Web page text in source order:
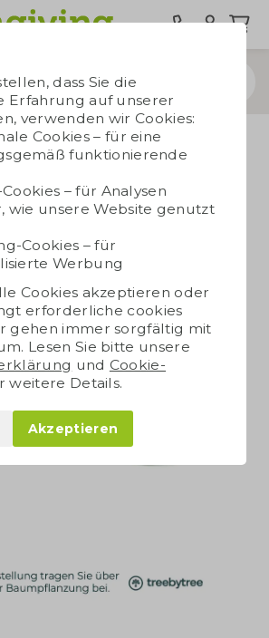
Powerbanks
mAh
5.000
dass Sie die
Erfahrung auf unserer
verwenden wir Cookies:
Cookies – für eine
funktionierende
– für Analysen
wie unsere Website genutzt
Cookies – für
Werbung
Cookies akzeptieren oder
erforderliche cookies
gehen immer sorgfältig mit
Lesen Sie bitte unsere
und Cookie-
weitere Details.
Akzeptieren